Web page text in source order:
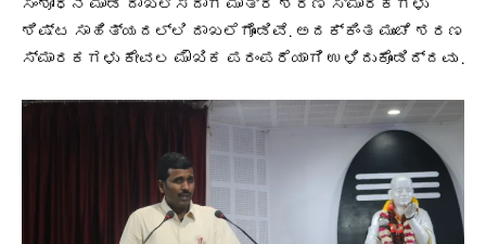
ಸಂಶೋಧನೆ ಮಾಡಿ ದಾಖಲಿಸಿದಾಗ ಮಾತ್ರ ಶರಣ ಸ್ಮಾರಕಗಳು
ಶಿಷ್ಟ ಸಾಹಿತ್ಯದಲ್ಲಿ ದಾಖಲೆಗೊಂಡಿವೆ. ಅದಕ್ಕಿಂತ ಮುಂಚೆ ಶರಣ
ಸ್ಮಾರಕಗಳು ಕೇವಲ ಮೌಖಿಕ ಪರಂಪರೆಯಾಗಿ ಉಳಿದುಕೊಂಡಿದ್ದವು .